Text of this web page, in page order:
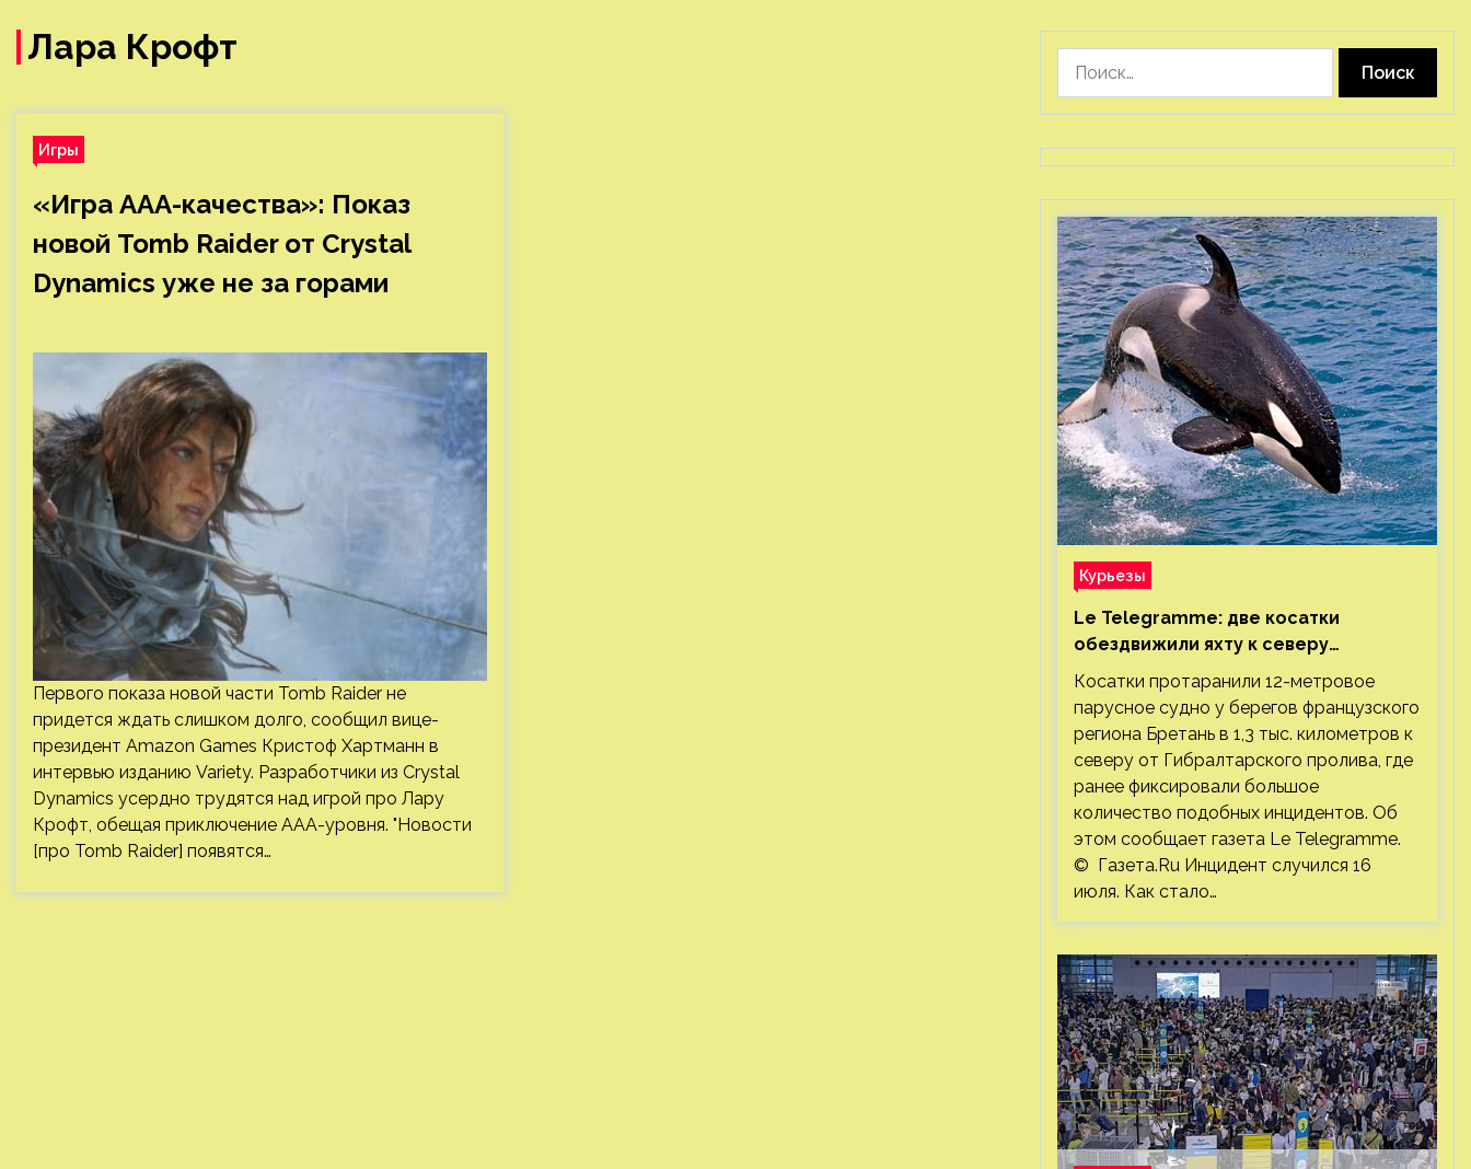
Лара Крофт
Игры
«Игра ААА-качества»: Показ
новой Tomb Raider от Crystal
Dynamics уже не за горами
Первого показа новой части Tomb Raider не
придется ждать слишком долго, сообщил вице-
президент Amazon Games Кристоф Хартманн в
интервью изданию Variety. Разработчики из Crystal
Dynamics усердно трудятся над игрой про Лару
Крофт, обещая приключение ААА-уровня. "Новости
[про Tomb Raider] появятся…
Курьезы
Le Telegramme: две косатки
обездвижили яхту к северу
от Гибралтарского пролива
Косатки протаранили 12-метровое
парусное судно у берегов французского
региона Бретань в 1,3 тыс. километров к
северу от Гибралтарского пролива, где
ранее фиксировали большое
количество подобных инцидентов. Об
этом сообщает газета Le Telegramme.
© Газета.Ru Инцидент случился 16
июля. Как стало…